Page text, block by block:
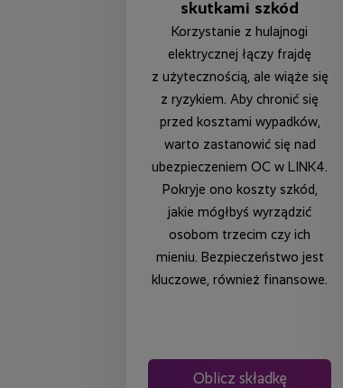
skutkami szkód
Korzystanie z hulajnogi
elektrycznej łączy frajdę
z użytecznością, ale wiąże się
z ryzykiem. Aby chronić się
przed kosztami wypadków,
warto zastanowić się nad
ubezpieczeniem OC w LINK4.
Pokryje ono koszty szkód,
jakie mógłbyś wyrządzić
osobom trzecim czy ich
mieniu. Bezpieczeństwo jest
kluczowe, również finansowe.
Oblicz składkę